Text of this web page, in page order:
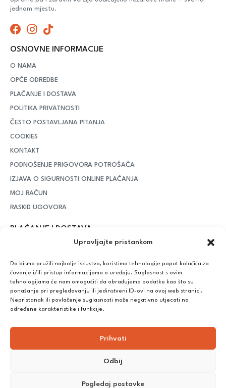
Upravljajte pristankom
Da bismo pružili najbolje iskustvo, koristimo tehnologije poput kolačića za
čuvanje i/ili pristup informacijama o uređaju. Suglasnost s ovim
tehnologijama će nam omogućiti da obrađujemo podatke kao što su
ponašanje pri pregledavanju ili jedinstveni ID-ovi na ovoj web stranici.
Nepristanak ili povlačenje suglasnosti može negativno utjecati na
određene karakteristike i funkcije.
Prihvati
Odbij
Pogledaj postavke
jednom mjestu.
OSNOVNE INFORMACIJE
O NAMA
OPĆE ODREDBE
PLAĆANJE I DOSTAVA
POLITIKA PRIVATNOSTI
ČESTO POSTAVLJANA PITANJA
COOKIES
KONTAKT
PODNOŠENJE PRIGOVORA POTROŠAČA
IZJAVA O SIGURNOSTI ONLINE PLAĆANJA
MOJ RAČUN
RASKID UGOVORA
PLAĆANJE I DOSTAVA
– iznad potrošenih 55 eura dostava je
Plaćanje:
Bankovna transakcija, plaćanje prilikom preuzimanja, CorvusPay